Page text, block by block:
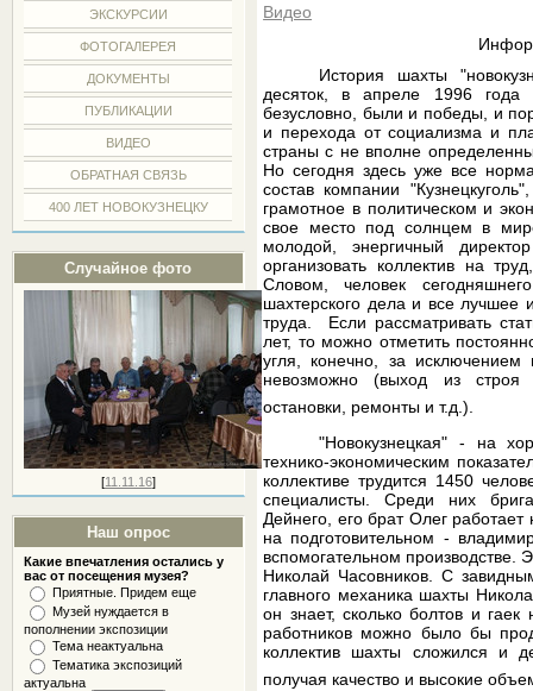
ЭКСКУРСИИ
ФОТОГАЛЕРЕЯ
ДОКУМЕНТЫ
ПУБЛИКАЦИИ
ВИДЕО
ОБРАТНАЯ СВЯЗЬ
400 ЛЕТ НОВОКУЗНЕЦКУ
Случайное фото
[11.11.16]
Наш опрос
Какие впечатления остались у
вас от посещения музея?
Приятные. Придем еще
Музей нуждается в
пополнении экспозиции
Тема неактуальна
Тематика экспозиций
актуальна
Видео
История шахты
десяток, в апреле 1996
безусловно, были и победы, и
и перехода от социализма и
страны с не вполне
Но сегодня здесь уже все
состав компании
грамотное в политическом и
свое место под солнцем в
молодой, энергичный
организовать коллектив на
Словом, человек
шахтерского дела и все лучшее
труда.
Если рассматривать
лет, то можно отметить
угля, конечно, за исключением
невозможно (выход из строя
остановки, ремонты и т.д.).
"Новокузнецкая" - на
технико-экономическим
коллективе трудится 1450
специалисты. Среди них
Дейнего, его брат Олег
на подготовительном -
вспомогательном производстве.
Николай Часовников. С
главного механика шахты
он знает, сколько болтов и
работников можно было бы
коллектив шахты сложился и
получая качество и высокие